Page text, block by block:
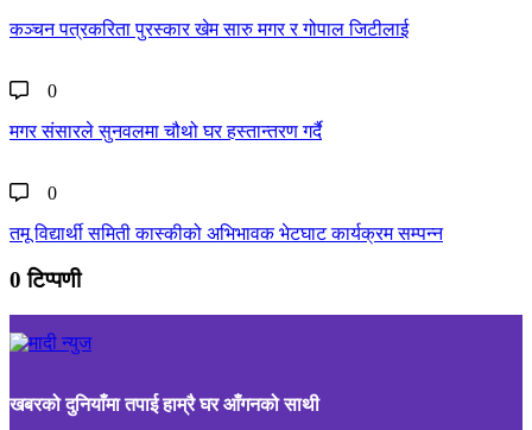
कञ्चन पत्रकरिता पुरस्कार खेम सारु मगर र गोपाल जिटीलाई
0
मगर संसारले सुनवलमा चौथो घर हस्तान्तरण गर्दै
0
तमू विद्यार्थी समिती कास्कीको अभिभावक भेटघाट कार्यक्रम सम्पन्न
0 टिप्पणी
खबरको दुनियाँमा तपाई हाम्रै घर आँगनको साथी